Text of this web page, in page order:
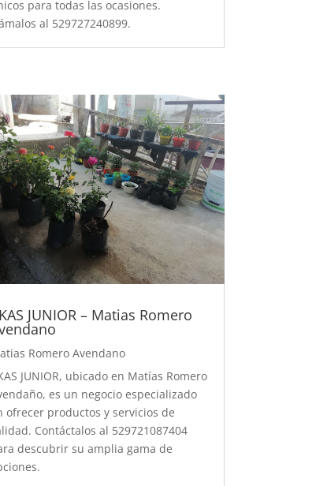
para todas las ocasiones.
al 529727240899.
JUNIOR – Matias Romero
Romero Avendano
JUNIOR, ubicado en Matías Romero
es un negocio especializado
ofrecer productos y servicios de
Contáctalos al 529721087404
descubrir su amplia gama de